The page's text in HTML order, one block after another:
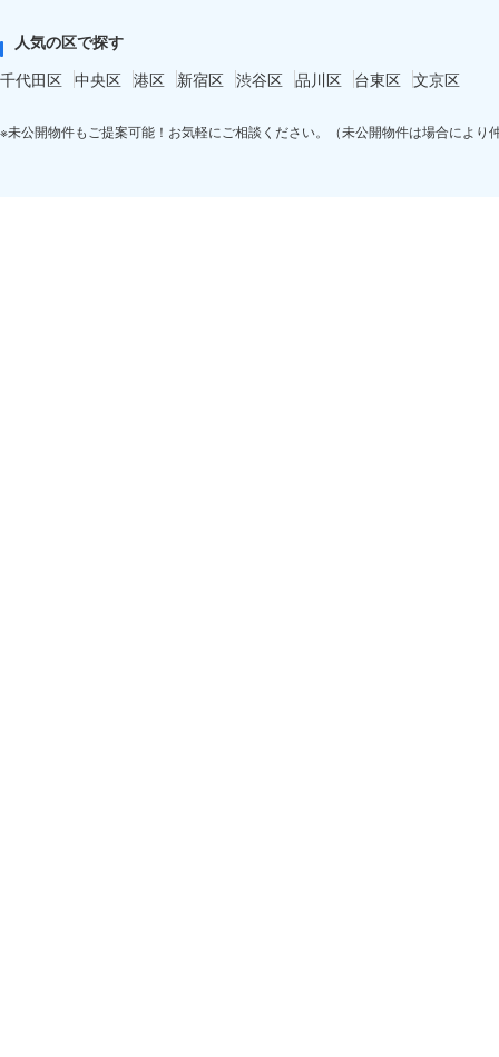
人気の区で探す
千代田区 中央区 港区 新宿区 渋谷区 品川区 台東区 文京区
※未公開物件もご提案可能！お気軽にご相談ください。（未公開物件は場合により